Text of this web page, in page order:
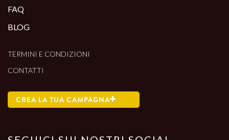
FAQ
BLOG
TERMINI E CONDIZIONI
CONTATTI
CREA LA TUA CAMPAGNA